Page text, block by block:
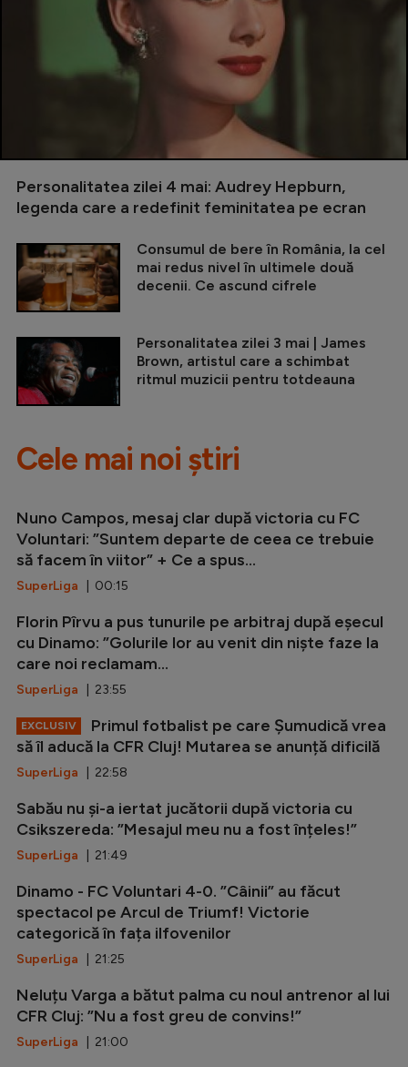
Personalitatea zilei 4 mai: Audrey Hepburn,
legenda care a redefinit feminitatea pe ecran
Consumul de bere în România, la cel
mai redus nivel în ultimele două
decenii. Ce ascund cifrele
Personalitatea zilei 3 mai | James
Brown, artistul care a schimbat
ritmul muzicii pentru totdeauna
Cele mai noi știri
Nuno Campos, mesaj clar după victoria cu FC
Voluntari: ”Suntem departe de ceea ce trebuie
să facem în viitor” + Ce a spus...
SuperLiga | 00:15
Florin Pîrvu a pus tunurile pe arbitraj după eșecul
cu Dinamo: ”Golurile lor au venit din niște faze la
care noi reclamam...
SuperLiga | 23:55
EXCLUSIV
Primul fotbalist pe care Șumudică vrea
să îl aducă la CFR Cluj! Mutarea se anunță dificilă
SuperLiga | 22:58
Sabău nu și-a iertat jucătorii după victoria cu
Csikszereda: ”Mesajul meu nu a fost înțeles!”
SuperLiga | 21:49
Dinamo - FC Voluntari 4-0. ”Câinii” au făcut
spectacol pe Arcul de Triumf! Victorie
categorică în fața ilfovenilor
SuperLiga | 21:25
Neluțu Varga a bătut palma cu noul antrenor al lui
CFR Cluj: ”Nu a fost greu de convins!”
SuperLiga | 21:00